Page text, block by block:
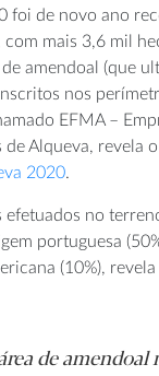
foi de novo ano
mais 3,6 mil
amendoal (que
nos
EFMA –
Alqueva, revela o
2020.
efetuados no
portuguesa
(10%), revela
de amendoal